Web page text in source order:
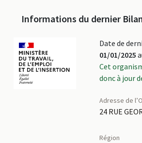
Informations du dernier
Date de
01/01/2025
Cet
donc à jour
Adresse de
24 RUE
Région